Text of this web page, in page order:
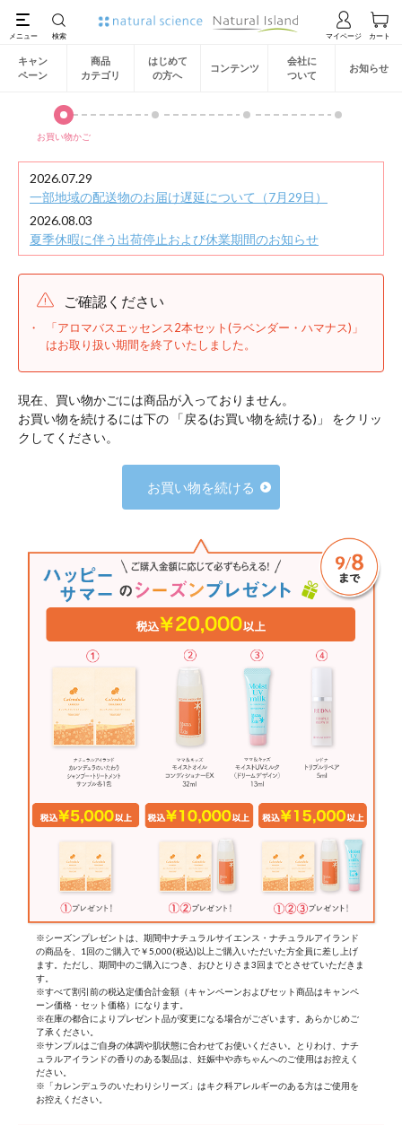
キャン
ペーン
商品
カテゴリ
はじめて
の方へ
コンテンツ
会社に
ついて
お知らせ
お買い物かご
2026.07.29
一部地域の配送物のお届け遅延について（7月29日）
2026.08.03
夏季休暇に伴う出荷停止および休業期間のお知らせ
ご確認ください
「アロマバスエッセンス2本セット(ラベンダー・ハマナス)」
はお取り扱い期間を終了いたしました。
現在、買い物かごには商品が入っておりません。
お買い物を続けるには下の 「戻る(お買い物を続ける)」 をクリッ
クしてください。
お買い物を続ける
※シーズンプレゼントは、期間中ナチュラルサイエンス・ナチュラルアイランド
の商品を、1回のご購入で￥5,000(税込)以上ご購入いただいた方全員に差し上げ
ます。ただし、期間中のご購入につき、おひとりさま3回までとさせていただきま
す。
※すべて割引前の税込定価合計金額（キャンペーンおよびセット商品はキャンペ
ーン価格・セット価格）になります。
※在庫の都合によりプレゼント品が変更になる場合がございます。あらかじめご
了承ください。
※サンプルはご自身の体調や肌状態に合わせてお使いください。とりわけ、ナチ
ュラルアイランドの香りのある製品は、妊娠中や赤ちゃんへのご使用はお控えく
ださい。
※「カレンデュラのいたわりシリーズ」はキク科アレルギーのある方はご使用を
お控えください。